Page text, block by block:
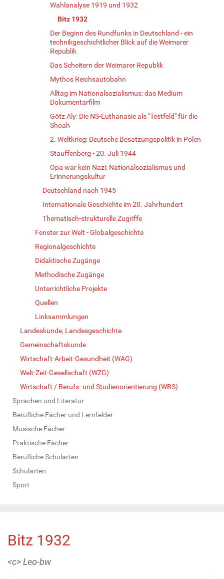
Wahlanalyse 1919 und 1932
Bitz 1932
Der Beginn des Rundfunks in Deutschland - ein
technikgeschichtlicher Blick auf die Weimarer
Republik
Das Scheitern der Weimarer Republik
Mythos Reichsautobahn
Alltag im Nationalsozialismus: das Medium
Dokumentarfilm
Götz Aly: Die NS-Euthanasie als "Testfeld" für die
Shoah
2. Weltkrieg: Deutsche Besatzungspolitik in Polen
Stauffenberg - 20. Juli 1944
Opa war kein Nazi: Nationalsozialismus und
Erinnerungskultur
Deutschland nach 1945
Internationale Geschichte im 20. Jahrhundert
Thematisch-strukturelle Zugriffe
Fenster zur Welt - Globalgeschichte
Regionalgeschichte
Didaktische Zugänge
Methodische Zugänge
Unterrichtliche Projekte
Quellen
Linksammlungen
Landeskunde, Landesgeschichte
Gemeinschaftskunde
Wirtschaft-Arbeit-Gesundheit (WAG)
Welt-Zeit-Gesellschaft (WZG)
Wirtschaft / Berufs- und Studienorientierung (WBS)
Sprachen und Literatur
Berufliche Fächer und Lernfelder
Musische Fächer
Praktische Fächer
Berufliche Schularten
Schularten
Sport
Bitz 1932
<c> Leo-bw